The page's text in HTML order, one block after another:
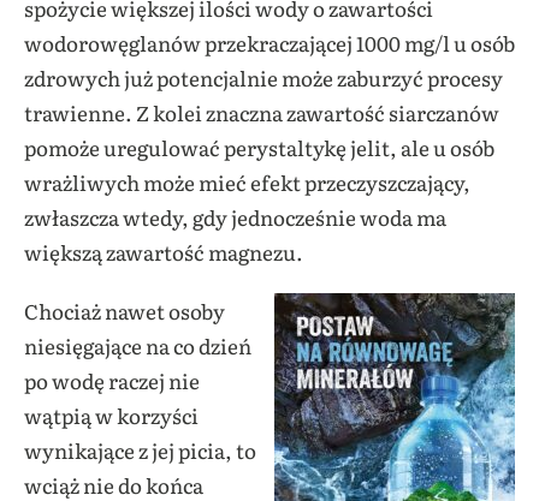
spożycie większej ilości wody o zawartości
wodorowęglanów przekraczającej 1000 mg/l u osób
zdrowych już potencjalnie może zaburzyć procesy
trawienne. Z kolei znaczna zawartość siarczanów
pomoże uregulować perystaltykę jelit, ale u osób
wrażliwych może mieć efekt przeczyszczający,
zwłaszcza wtedy, gdy jednocześnie woda ma
większą zawartość magnezu.
Chociaż nawet osoby
niesięgające na co dzień
po wodę raczej nie
wątpią w korzyści
wynikające z jej picia, to
wciąż nie do końca